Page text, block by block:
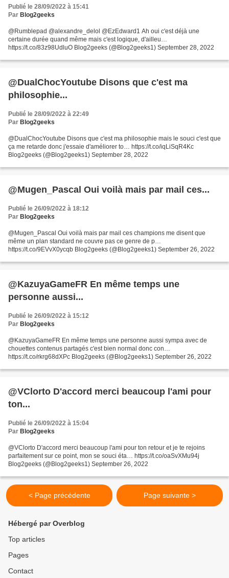
Publié le 28/09/2022 à 15:41
Par Blog2geeks
@Rumblepad @alexandre_delol @EzEdward1 Ah oui c'est déjà une
certaine durée quand même mais c'est logique, d'ailleu…
https://t.co/83z98UdluO Blog2geeks (@Blog2geeks1) September 28, 2022
@DualChocYoutube Disons que c'est ma
philosophie...
Publié le 28/09/2022 à 22:49
Par Blog2geeks
@DualChocYoutube Disons que c'est ma philosophie mais le souci c'est que
ça me retarde donc j'essaie d'améliorer to… https://t.co/iqLiSqR4Kc
Blog2geeks (@Blog2geeks1) September 28, 2022
@Mugen_Pascal Oui voilà mais par mail ces...
Publié le 26/09/2022 à 18:12
Par Blog2geeks
@Mugen_Pascal Oui voilà mais par mail ces champions me disent que
même un plan standard ne couvre pas ce genre de p…
https://t.co/9EVvX0ycqb Blog2geeks (@Blog2geeks1) September 26, 2022
@KazuyaGameFR En même temps une
personne aussi...
Publié le 26/09/2022 à 15:12
Par Blog2geeks
@KazuyaGameFR En même temps une personne aussi sympa avec de
chouettes contenus partagés c'est bien normal donc con…
https://t.co/rkrg68dXPc Blog2geeks (@Blog2geeks1) September 26, 2022
@VClorto D'accord merci beaucoup l'ami pour
ton...
Publié le 26/09/2022 à 15:04
Par Blog2geeks
@VClorto D'accord merci beaucoup l'ami pour ton retour et je te rejoins
parfaitement sur ce point, mon se souci éta… https://t.co/oaSvXMu94j
Blog2geeks (@Blog2geeks1) September 26, 2022
< Page précédente Page suivante >
Hébergé par Overblog
Top articles
Pages
Contact